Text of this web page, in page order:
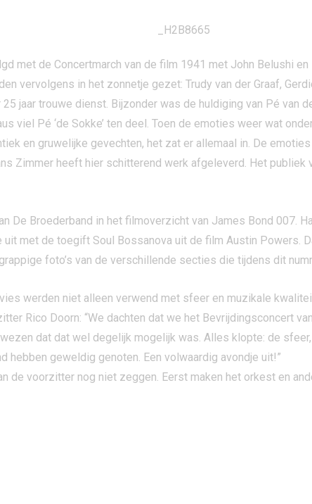
met de Concertmarch van de film 1941 met John Belushi
vervolgens in het zonnetje gezet: Trudy van der Graaf,
jaar trouwe dienst. Bijzonder was de huldiging van Pé van
viel Pé ‘de Sokke’ ten deel. Toen de emoties weer wat
en gruwelijke gevechten, het zat er allemaal in. De
Zimmer heeft hier schitterend werk afgeleverd. Het
De Broederband in het filmoverzicht van James Bond 007.
met de toegift Soul Bossanova uit de film Austin Powers.
foto’s van de verschillende secties die tijdens dit
werden niet alleen verwend met sfeer en muzikale
Rico Doorn: “We dachten dat we het Bevrijdingsconcert
dat dat wel degelijk mogelijk was. Alles klopte: de
hebben geweldig genoten. Een volwaardig avondje uit!”
de voorzitter nog niet zeggen. Eerst maken het orkest en